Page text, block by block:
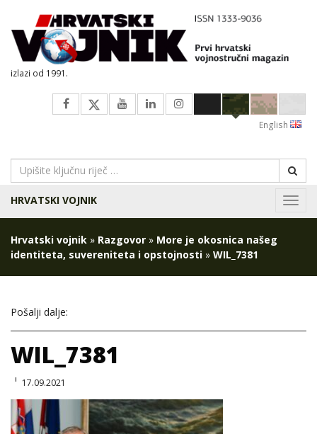
izlazi od 1991.
English
HRVATSKI VOJNIK
Hrvatski vojnik » Razgovor » More je okosnica našeg
identiteta, suvereniteta i opstojnosti » WIL_7381
Pošalji dalje:
WIL_7381
17.09.2021